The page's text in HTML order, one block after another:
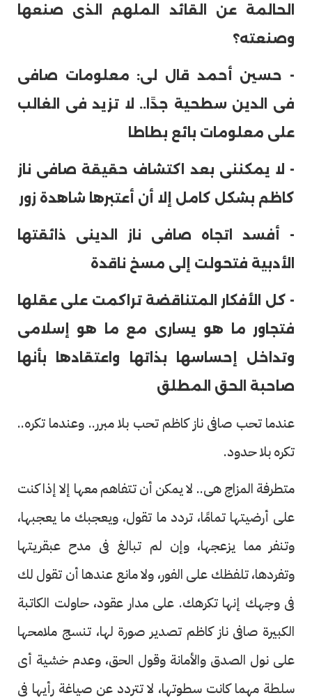
الحالمة عن القائد الملهم الذى صنعها
وصنعته؟
- حسين أحمد قال لى: معلومات صافى
فى الدين سطحية جدًا.. لا تزيد فى الغالب
على معلومات بائع بطاطا
- لا يمكننى بعد اكتشاف حقيقة صافى ناز
كاظم بشكل كامل إلا أن أعتبرها شاهدة زور
- أفسد اتجاه صافى ناز الدينى ذائقتها
الأدبية فتحولت إلى مسخ ناقدة
- كل الأفكار المتناقضة تراكمت على عقلها
فتجاور ما هو يسارى مع ما هو إسلامى
وتداخل إحساسها بذاتها واعتقادها بأنها
صاحبة الحق المطلق
عندما تحب صافى ناز كاظم تحب بلا مبرر.. وعندما تكره..
تكره بلا حدود.
متطرفة المزاج هى.. لا يمكن أن تتفاهم معها إلا إذا كنت
على أرضيتها تمامًا، تردد ما تقول، ويعجبك ما يعجبها،
وتنفر مما يزعجها، وإن لم تبالغ فى مدح عبقريتها
وتفردها، تلفظك على الفور، ولا مانع عندها أن تقول لك
فى وجهك إنها تكرهك. على مدار عقود، حاولت الكاتبة
الكبيرة صافى ناز كاظم تصدير صورة لها، تنسج ملامحها
على نول الصدق والأمانة وقول الحق، وعدم خشية أى
سلطة مهما كانت سطوتها، لا تتردد عن صياغة رأيها فى